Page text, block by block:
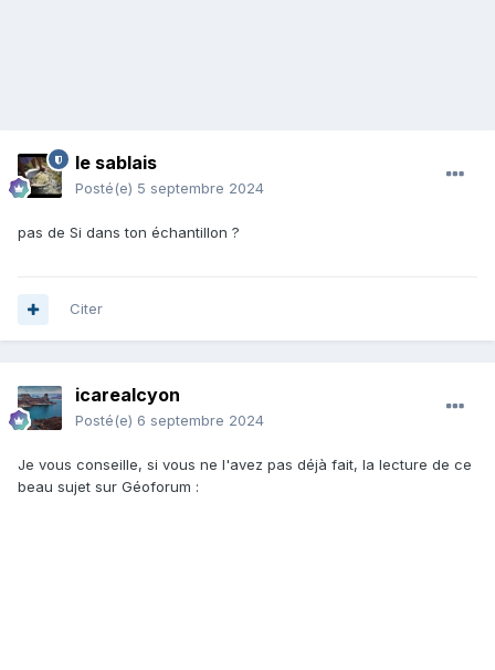
le sablais
Posté(e) 5 septembre 2024
pas de Si dans ton échantillon ?
Citer
icarealcyon
Posté(e) 6 septembre 2024
Je vous conseille, si vous ne l'avez pas déjà fait, la lecture de ce
beau sujet sur Géoforum :